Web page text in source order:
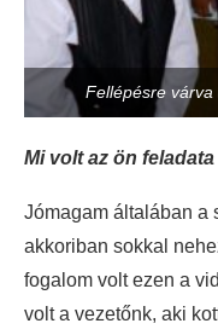
Fellépésre
Mi volt az ön
Jómagam általában a
akkoriban sokkal
fogalom volt ezen a
volt a vezetőnk, aki